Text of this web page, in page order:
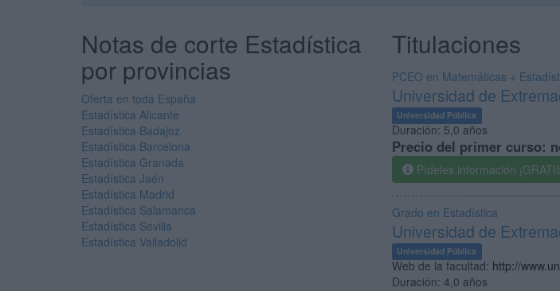
Titulaciones
PCEO en Matemáticas +
Universidad de
Universidad Pública
Duración: 5,0 años
Precio del primer curso:
Pídeles información
Grado en Estadística
Universidad de
Universidad Pública
Web de la facultad: http://
Duración: 4,0 años
Notas de corte Estadística
por provincias
Oferta en toda España
Estadística Alicante
Estadística Badajoz
Estadística Barcelona
Estadística Granada
Estadística Jaén
Estadística Madrid
Estadística Salamanca
Estadística Sevilla
Estadística Valladolid